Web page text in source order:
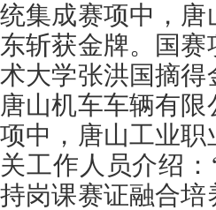
统集成赛项中，
东斩获金牌。国
术大学张洪国摘
唐山机车车辆有
项中，唐山工业
关工作人员介绍
持岗课赛证融合